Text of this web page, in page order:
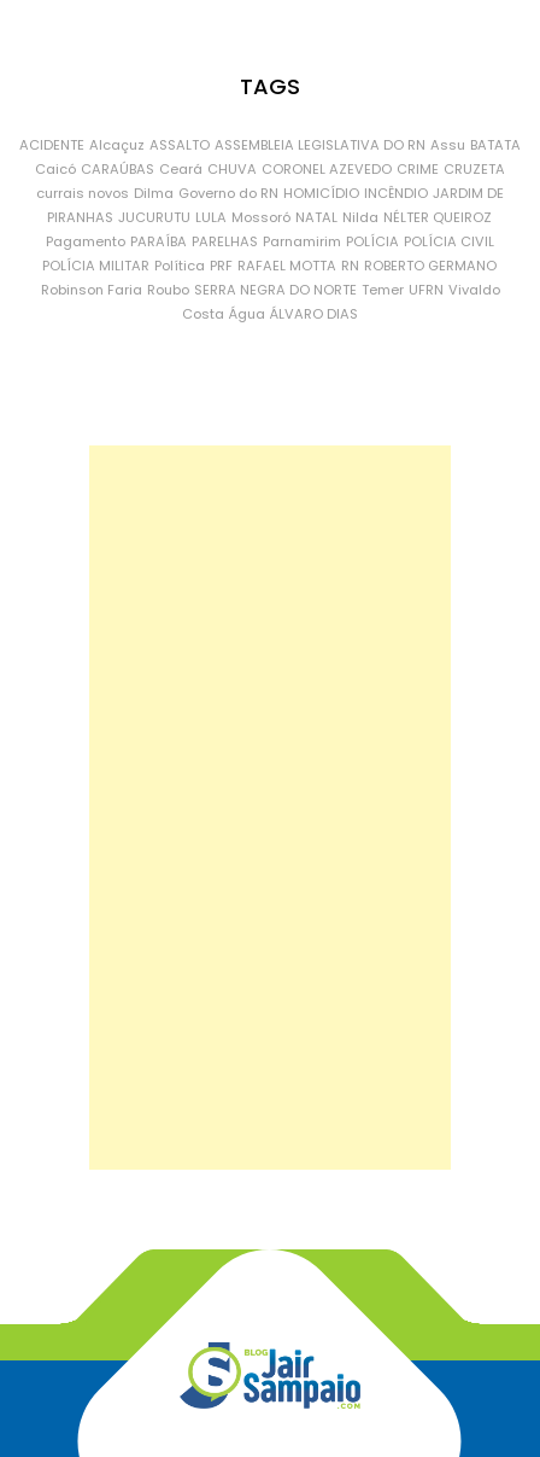
TAGS
ACIDENTE Alcaçuz ASSALTO ASSEMBLEIA LEGISLATIVA DO RN Assu BATATA
Caicó CARAÚBAS Ceará CHUVA CORONEL AZEVEDO CRIME CRUZETA
currais novos Dilma Governo do RN HOMICÍDIO INCÊNDIO JARDIM DE
PIRANHAS JUCURUTU LULA Mossoró NATAL Nilda NÉLTER QUEIROZ
Pagamento PARAÍBA PARELHAS Parnamirim POLÍCIA POLÍCIA CIVIL
POLÍCIA MILITAR Política PRF RAFAEL MOTTA RN ROBERTO GERMANO
Robinson Faria Roubo SERRA NEGRA DO NORTE Temer UFRN Vivaldo
Costa Água ÁLVARO DIAS